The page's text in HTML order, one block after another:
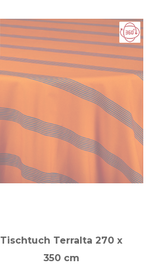
Tischtuch Terralta 270 x
350 cm